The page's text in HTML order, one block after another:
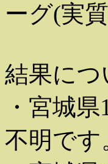
ーグ(実
結果につ
・宮城
不明です